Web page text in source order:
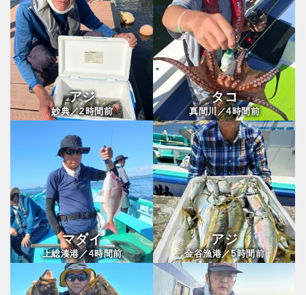
アジ
妙典／2時間前
タコ
真間川／4時間前
マダイ
上総湊港／4時間前
アジ
金谷漁港／5時間前